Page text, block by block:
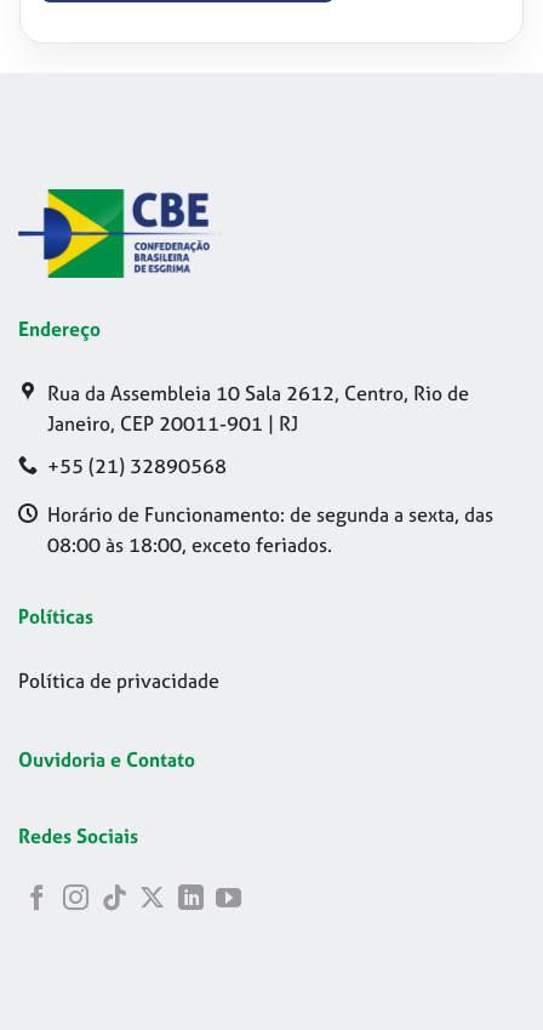
Endereço
Rua da Assembleia 10 Sala 2612, Centro, Rio de
Janeiro, CEP 20011-901 | RJ
+55 (21) 32890568
Horário de Funcionamento: de segunda a sexta, das
08:00 às 18:00, exceto feriados.
Políticas
Política de privacidade
Ouvidoria e Contato
Redes Sociais